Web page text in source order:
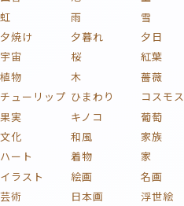
虹
雨 雪
夕焼け
夕暮れ 夕日
宇宙
桜 紅葉
植物
木 薔薇
チューリップ ひまわり コスモス
果実
キノコ 葡萄
文化
和風 家族
ハート
着物 家
イラスト
絵画 名画
芸術
日本画 浮世絵